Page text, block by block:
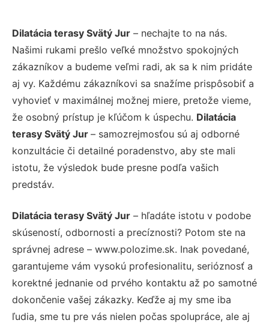
Dilatácia terasy Svätý Jur – nechajte to na nás.
Našimi rukami prešlo veľké množstvo spokojných
zákazníkov a budeme veľmi radi, ak sa k nim pridáte
aj vy. Každému zákazníkovi sa snažíme prispôsobiť a
vyhovieť v maximálnej možnej miere, pretože vieme,
že osobný prístup je kľúčom k úspechu. Dilatácia
terasy Svätý Jur – samozrejmosťou sú aj odborné
konzultácie či detailné poradenstvo, aby ste mali
istotu, že výsledok bude presne podľa vašich
predstáv.
Dilatácia terasy Svätý Jur – hľadáte istotu v podobe
skúseností, odbornosti a precíznosti? Potom ste na
správnej adrese – www.polozime.sk. Inak povedané,
garantujeme vám vysokú profesionalitu, serióznosť a
korektné jednanie od prvého kontaktu až po samotné
dokončenie vašej zákazky. Keďže aj my sme iba
ľudia, sme tu pre vás nielen počas spolupráce, ale aj